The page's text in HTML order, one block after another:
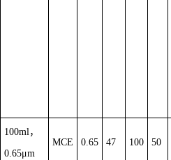
100ml，
0.65μm
MCE 0.65 47 100 50